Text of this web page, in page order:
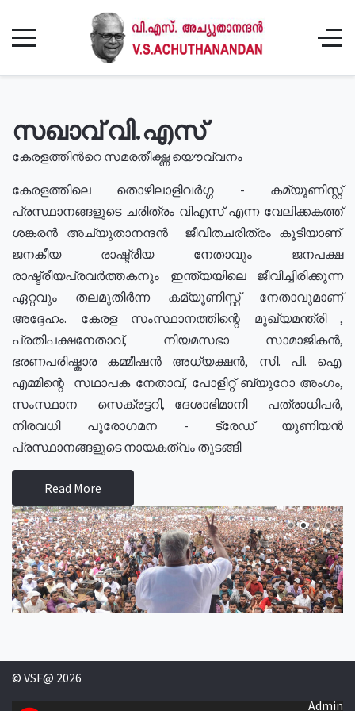
സഖാവ് വി.എസ്
കേരളത്തിൻറെ സമരതീക്ഷ്ണ യൌവ്വനം
കേരളത്തിലെ തൊഴിലാളിവർഗ്ഗ - കമ്യൂണിസ്റ്റ്
പ്രസ്ഥാനങ്ങളുടെ ചരിത്രം വിഎസ് എന്ന വേലിക്കകത്ത്
ശങ്കരൻ അച്യുതാനന്ദൻ ജീവിതചരിത്രം കൂടിയാണ്.
ജനകീയ രാഷ്ട്രീയ നേതാവും ജനപക്ഷ
രാഷ്ട്രീയപ്രവർത്തകനും ഇന്ത്യയിലെ ജീവിച്ചിരിക്കുന്ന
ഏറ്റവും തലമുതിർന്ന കമ്യൂണിസ്റ്റ് നേതാവുമാണ്
അദ്ദേഹം. കേരള സംസ്ഥാനത്തിന്റെ മുഖ്യമന്ത്രി ,
പ്രതിപക്ഷനേതാവ്, നിയമസഭാ സാമാജികൻ,
ഭരണപരിഷ്കാര കമ്മീഷൻ അധ്യക്ഷൻ, സി. പി. ഐ.
എമ്മിന്റെ സഥാപക നേതാവ്, പോളിറ്റ് ബ്യുറോ അംഗം,
സംസ്ഥാന സെക്രട്ടറി, ദേശാഭിമാനി പത്രാധിപർ,
നിരവധി പുരോഗമന - ട്രേഡ് യൂണിയൻ
പ്രസ്ഥാനങ്ങളുടെ നായകത്വം തുടങ്ങി
Read More
© VSF@ 2026
Admin